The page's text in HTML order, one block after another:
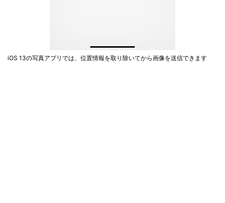
iOS 13の写真アプリでは、位置情報を取り除いてから画像を送信できます